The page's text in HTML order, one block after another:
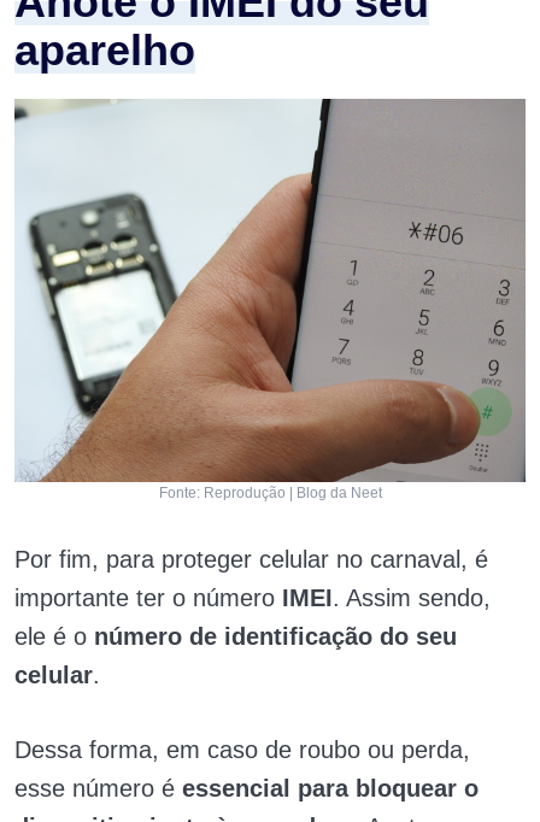
aparelho
Fonte: Reprodução | Blog da Neet
Por fim, para proteger celular no carnaval, é
importante ter o número IMEI. Assim sendo,
ele é o número de identificação do seu
celular.
Dessa forma, em caso de roubo ou perda,
esse número é essencial para bloquear o